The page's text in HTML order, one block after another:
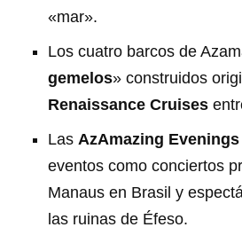
«mar».
Los cuatro barcos de
gemelos» construidos
Renaissance Cruises
Las AzAmazing Evenings
eventos como conciertos
Manaus en Brasil y
las ruinas de Éfeso.